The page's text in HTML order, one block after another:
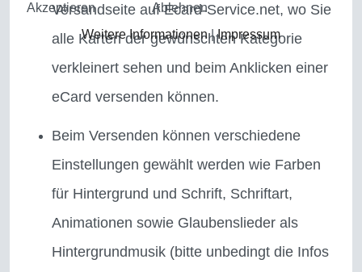
Versandseite auf Ecard-Service.net, wo Sie
alle Karten der gewünschten Kategorie
verkleinert sehen und beim Anklicken einer
eCard versenden können.
Beim Versenden können verschiedene
Einstellungen gewählt werden wie Farben
für Hintergrund und Schrift, Schriftart,
Animationen sowie Glaubenslieder als
Hintergrundmusik (bitte unbedingt die Infos
Akzeptieren
Ablehnen
Weitere Informationen|Impressum